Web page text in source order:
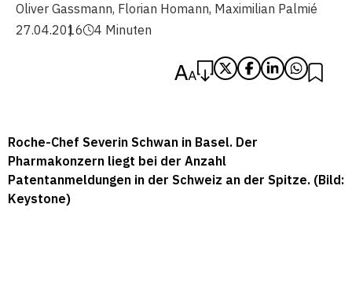
Oliver Gassmann, Florian Homann, Maximilian Palmié
27.04.2016
4 Minuten
Roche-Chef Severin Schwan in Basel. Der
Pharmakonzern liegt bei der Anzahl
Patentanmeldungen in der Schweiz an der Spitze. (Bild:
Keystone)